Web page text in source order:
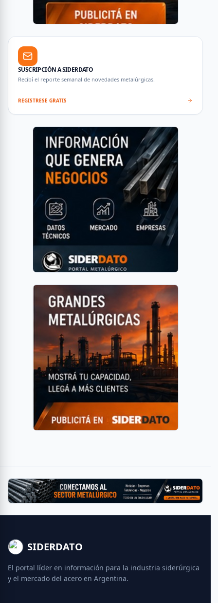
SUSCRIPCIÓN A SIDERDATO
Recibí el reporte semanal de novedades metalúrgicas.
REGISTRESE GRATIS
SIDERDATO
El portal líder en información para la industria siderúrgica
y el mercado del acero en Argentina.